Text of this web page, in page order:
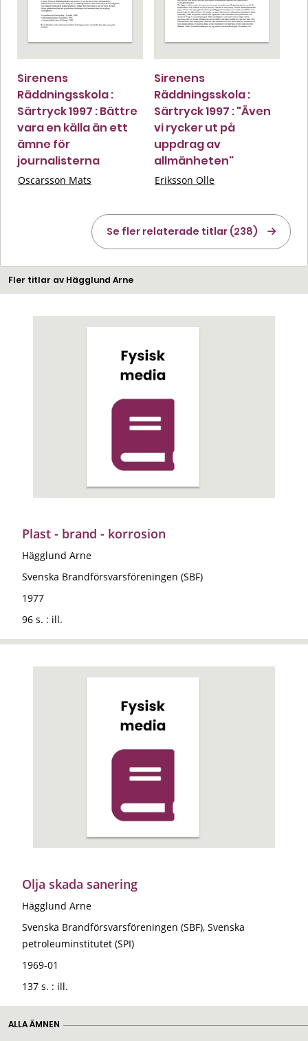
Sirenens
Räddningsskola :
Särtryck 1997 : Bättre
vara en källa än ett
ämne för
journalisterna
Oscarsson Mats
Sirenens
Räddningsskola :
Särtryck 1997 : "Även
vi rycker ut på
uppdrag av
allmänheten"
Eriksson Olle
Se fler relaterade titlar (238)
Fler titlar av Hägglund Arne
Plast - brand - korrosion
Hägglund Arne
Svenska Brandförsvarsföreningen (SBF)
1977
96 s. : ill.
Olja skada sanering
Hägglund Arne
Svenska Brandförsvarsföreningen (SBF), Svenska
petroleuminstitutet (SPI)
1969-01
137 s. : ill.
ALLA ÄMNEN